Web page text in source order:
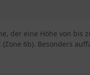
der eine Höhe von bis
6b). Besonders